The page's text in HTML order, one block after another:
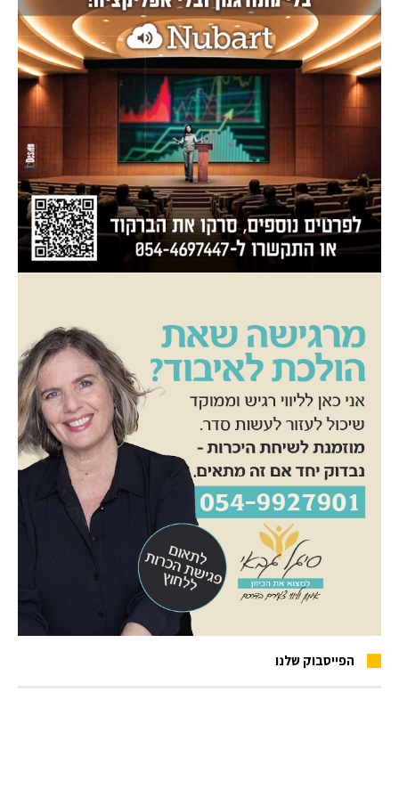
הפייסבוק שלנו